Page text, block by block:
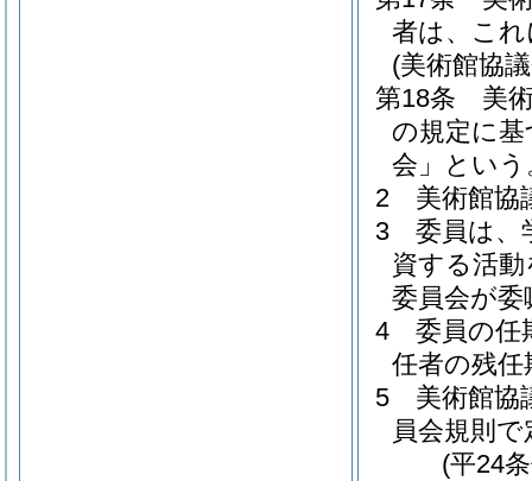
者は、こ
(美術館協
第18条
美
の規定に基
会」という
2
美術館協
3
委員は、
資する活
委員会が
4
委員の任
任者の残
5
美術館協
員会規則
(平24